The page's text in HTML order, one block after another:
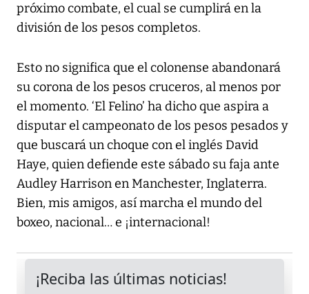
próximo combate, el cual se cumplirá en la
división de los pesos completos.
Esto no significa que el colonense abandonará
su corona de los pesos cruceros, al menos por
el momento. ‘El Felino’ ha dicho que aspira a
disputar el campeonato de los pesos pesados y
que buscará un choque con el inglés David
Haye, quien defiende este sábado su faja ante
Audley Harrison en Manchester, Inglaterra.
Bien, mis amigos, así marcha el mundo del
boxeo, nacional… e ¡internacional!